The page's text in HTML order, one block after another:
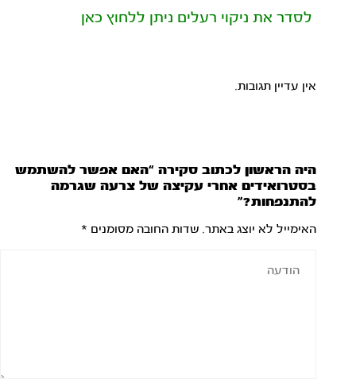
לסדר את ניקוי רעלים ניתן ללחוץ כאן
אין עדיין תגובות.
היה הראשון לכתוב סקירה “האם אפשר להשתמש
בסטרואידים אחרי עקיצה של צרעה שגרמה
להתנפחות?”
האימייל לא יוצג באתר. שדות החובה מסומנים *